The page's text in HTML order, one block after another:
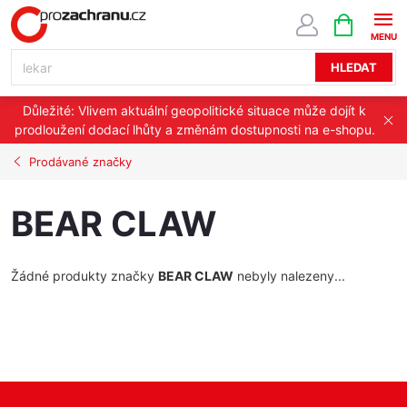
Přejít
na
HLEDAT
NÁKUPNÍ
KOŠÍK
Důležité: Vlivem aktuální geopolitické situace může dojít k
prodloužení dodací lhůty a změnám dostupnosti na e-shopu.
Prodávané značky
BEAR CLAW
Žádné produkty značky BEAR CLAW nebyly nalezeny...